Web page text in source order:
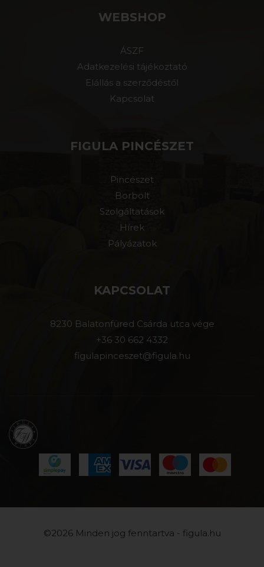
WEBSHOP
ÁSZF
Adatkezelési tájékoztató
Elállás a szerződéstől
Kapcsolat
FIGULA PINCÉSZET
Pincészet
Borbolt
Szolgáltatások
Hírek
Pályázatok
KAPCSOLAT
8230 Balatonfüred Csárda utca vége
+36 30 662 4332
figulapinceszet@figula.hu
©2026 Minden jog fenntartva - figula.hu